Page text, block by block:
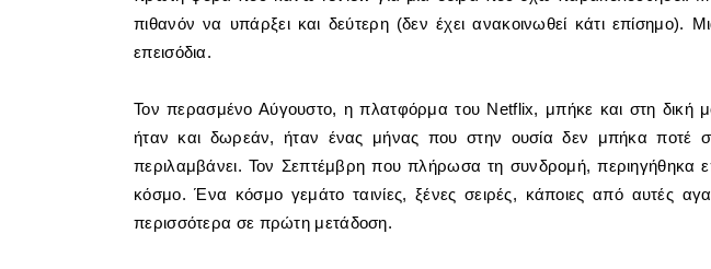
πιθανόν να υπάρξει και δεύτερη (δεν έχει ανακοινωθεί κάτι επίσημο).
επεισόδια.
Τον περασμένο Αύγουστο, η πλατφόρμα του Netflix, μπήκε και στη
ήταν και δωρεάν, ήταν ένας μήνας που στην ουσία δεν μπήκα ποτέ
περιλαμβάνει. Τον Σεπτέμβρη που πλήρωσα τη συνδρομή, περιηγήθηκα
κόσμο. Ένα κόσμο γεμάτο ταινίες, ξένες σειρές, κάποιες από αυτές
περισσότερα σε πρώτη μετάδοση.